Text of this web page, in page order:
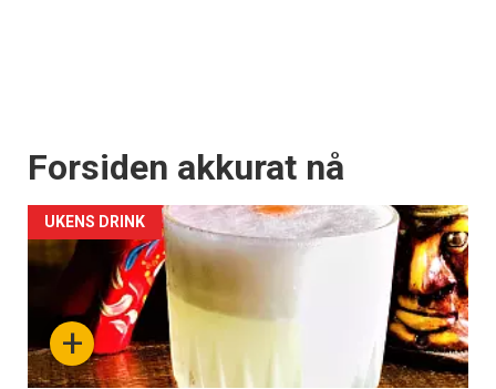
Forsiden akkurat nå
+
UKENS DRINK